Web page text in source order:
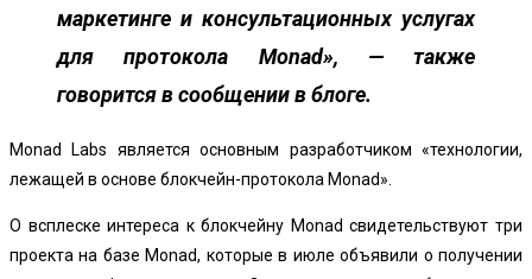
маркетинге и консультационных услугах
для протокола Monad», — также
говорится в сообщении в блоге.
Monad Labs является основным разработчиком «технологии,
лежащей в основе блокчейн-протокола Monad».
О всплеске интереса к блокчейну Monad свидетельствуют три
проекта на базе Monad, которые в июле объявили о получении